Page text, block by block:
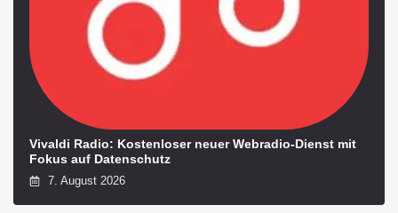
Vivaldi Radio: Kostenloser neuer Webradio-Dienst mit
Fokus auf Datenschutz
7. August 2026